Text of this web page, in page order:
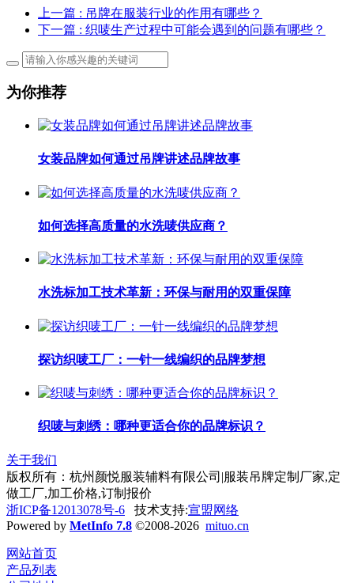
上一篇 : 吊牌在服装行业的作用有哪些？
下一篇 : 织唛生产过程中可能会遇到的问题有哪些？
为你推荐
女装品牌如何通过吊牌讲述品牌故事
如何选择高质量的水洗唛供应商？
水洗标加工技术革新：环保与耐用的双重保障
探访织唛工厂：一针一线编织的品牌梦想
织唛与刺绣：哪种更适合你的品牌标识？
关于我们
版权所有：杭州颜悦服装辅料有限公司|服装吊牌定制厂家,定
做工厂,加工价格,订制报价
浙ICP备12013078号-6 技术支持:宣盟网络
Powered by MetInfo 7.8 ©2008-2026 mituo.cn
网站首页
产品列表